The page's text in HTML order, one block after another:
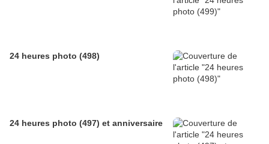
24 heures photo (498)
24 heures photo (497) et anniversaire